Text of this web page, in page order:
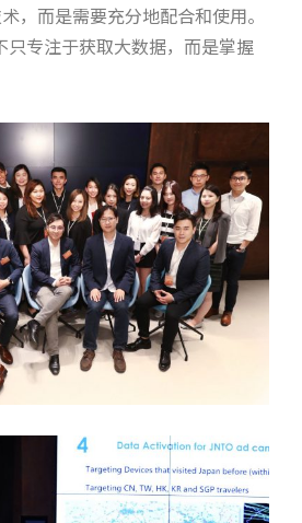
，而是需要充分地配合和使用。
只专注于获取大数据，而是掌握